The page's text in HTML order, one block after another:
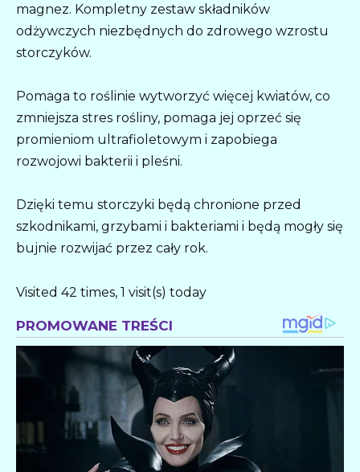
magnez. Kompletny zestaw składników
odżywczych niezbędnych do zdrowego wzrostu
storczyków.
Pomaga to roślinie wytworzyć więcej kwiatów, co
zmniejsza stres rośliny, pomaga jej oprzeć się
promieniom ultrafioletowym i zapobiega
rozwojowi bakterii i pleśni.
Dzięki temu storczyki będą chronione przed
szkodnikami, grzybami i bakteriami i będą mogły się
bujnie rozwijać przez cały rok.
Visited 42 times, 1 visit(s) today